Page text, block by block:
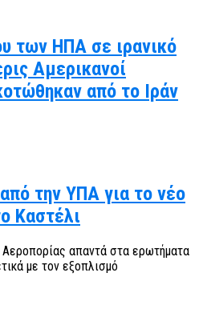
των ΗΠΑ σε ιρανικό
Αμερικανοί
από το Ιράν
την ΥΠΑ για το νέο
Καστέλι
απαντά στα ερωτήματα
με τον εξοπλισμό